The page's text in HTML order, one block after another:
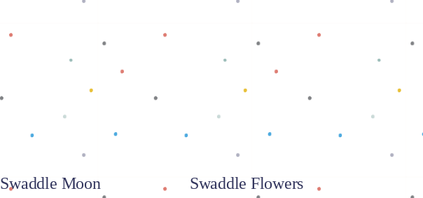
Baca selengkapnya
Swaddle Moon
Baca selengkapnya
Swaddle Flowers